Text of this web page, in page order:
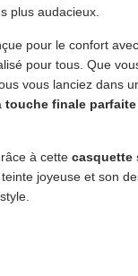
plus audacieux.
pour le confort
pour tous. Que
vous lanciez dans
touche finale
à cette casquette
joyeuse et son